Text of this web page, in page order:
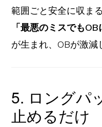
範囲ごと安全に収ま
「最悪のミスでもOB
が生まれ、OBが激減
5. ロングパ
止めるだけ